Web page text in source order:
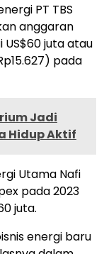
PT TBS
anggaran
US$60 juta atau
pada
Jadi
Hidup Aktif
Utama Nafi
pada 2023
juta.
energi baru